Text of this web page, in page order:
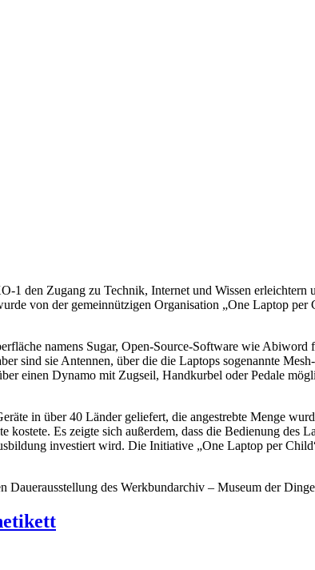
den Zugang zu Technik, Internet und Wissen erleichtern
von der gemeinnützigen Organisation „One Laptop per
namens Sugar, Open-Source-Software wie Abiword
sind sie Antennen, über die die Laptops sogenannte
einen Dynamo mit Zugseil, Handkurbel oder Pedale
in über 40 Länder geliefert, die angestrebte Menge
kostete. Es zeigte sich außerdem, dass die Bedienung
investiert wird. Die Initiative „One Laptop per
des Werkbundarchiv – Museum der